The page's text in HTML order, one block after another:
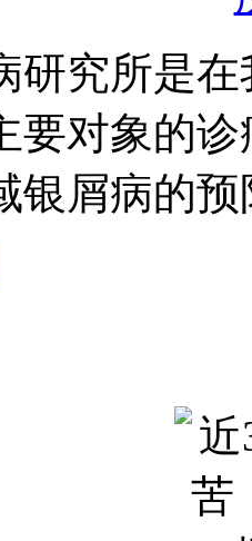
研究所是
要对象的
银屑病的